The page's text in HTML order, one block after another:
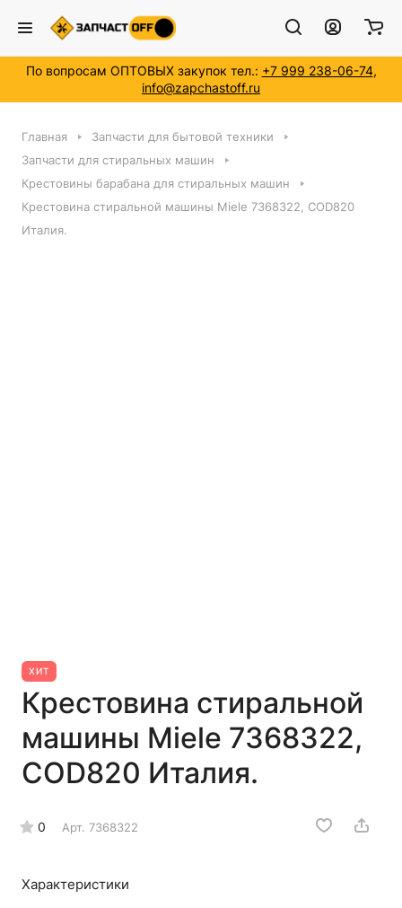
По вопросам ОПТОВЫХ закупок тел.: +7 999 238-06-74,
info@zapchastoff.ru
Главная
Запчасти для бытовой техники
Запчасти для стиральных машин
Крестовины барабана для стиральных машин
Крестовина стиральной машины Miele 7368322, COD820
Италия.
ХИТ
Крестовина стиральной
машины Miele 7368322,
COD820 Италия.
0 Арт. 7368322
Характеристики